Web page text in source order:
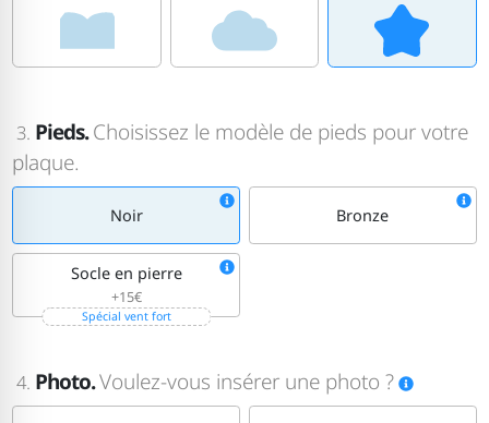
3. Pieds.Choisissez le modèle de pieds pour votre
plaque.
Noir Bronze
Socle en pierre
+15€
Spécial vent fort
4. Photo.Voulez-vous insérer une photo ?